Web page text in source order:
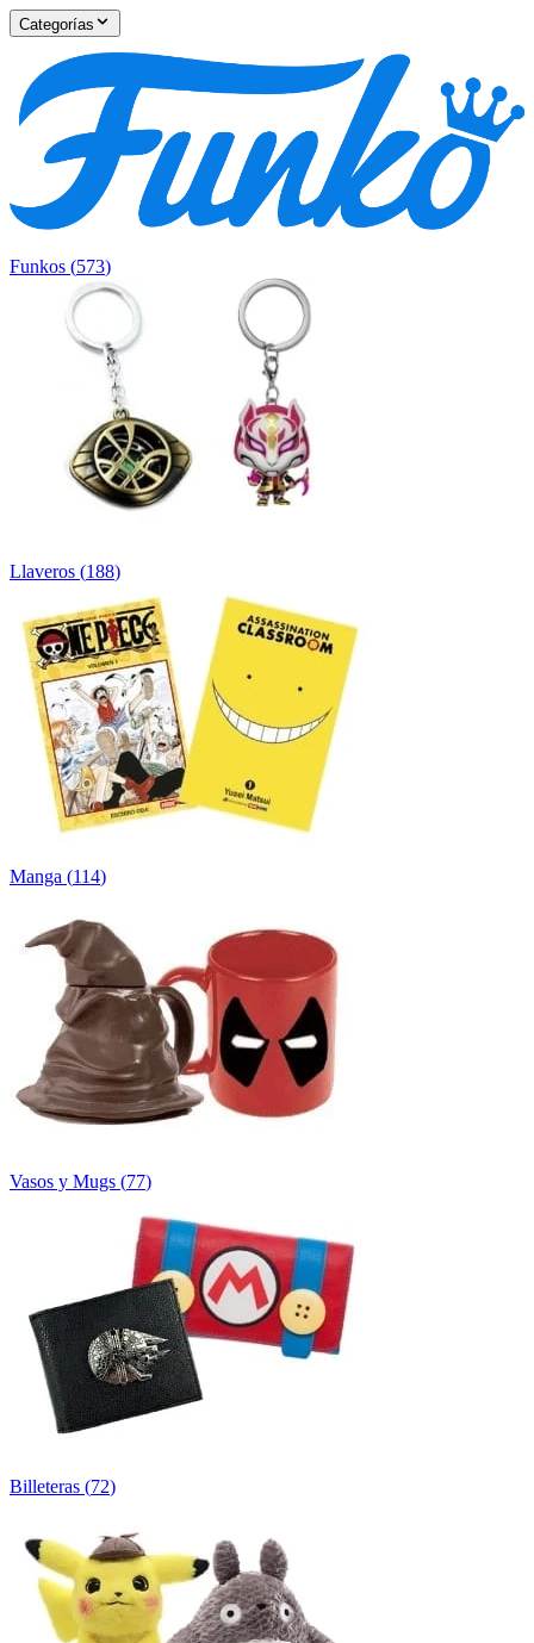
Categorías
Funkos (573)
Llaveros (188)
Manga (114)
Vasos y Mugs (77)
Billeteras (72)